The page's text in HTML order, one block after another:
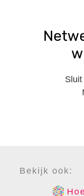
Bekijk ook: